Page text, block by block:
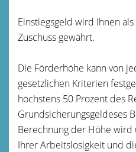
Einstiegsgeld wird Ihnen
Zuschuss gewährt.
Die Förderhöhe kann von
gesetzlichen Kriterien
höchstens 50 Prozent des
Grundsicherungsgeldeses
Berechnung der Höhe
Ihrer Arbeitslosigkeit und